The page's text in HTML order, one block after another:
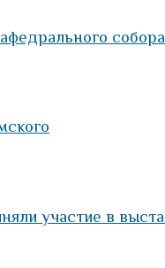
участие в